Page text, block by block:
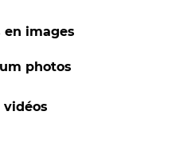
en images
photos
vidéos